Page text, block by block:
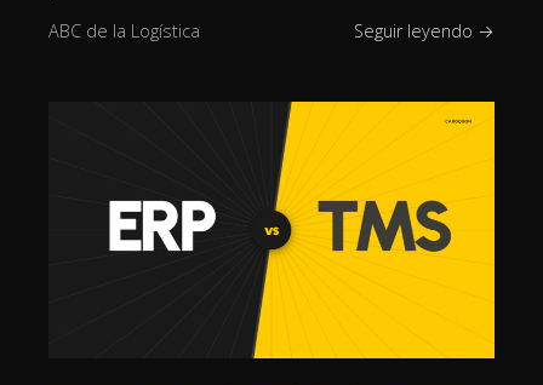
ABC de la Logística Seguir leyendo →